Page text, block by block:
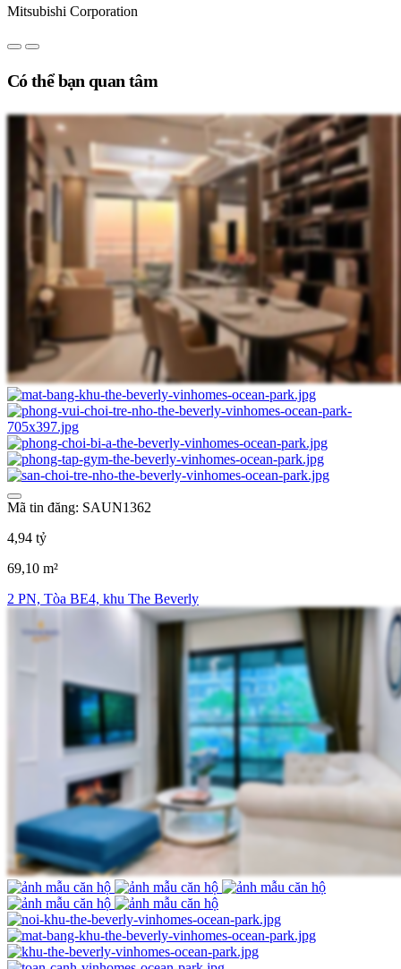
Mitsubishi Corporation
Có thể bạn quan tâm
Mã tin đăng: SAUN1362
4,94 tỷ
69,10 m²
2 PN, Tòa BE4, khu The Beverly